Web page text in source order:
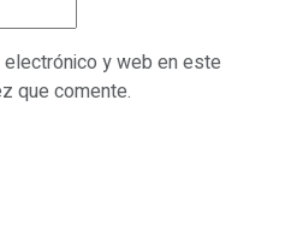
electrónico y web en este
que comente.